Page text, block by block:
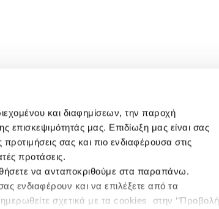
και διαφημίσεων, την παροχή
επισκεψιμότητάς μας. Επιδίωξη μας είναι σας
σας και πιο ενδιαφέρουσα στις
προτάσεις.
να ανταποκριθούμε στα παραπάνω.
ενδιαφέρουν και να επιλέξετε από τα
σχετικά με τα cookies στην ‘’Προβολή